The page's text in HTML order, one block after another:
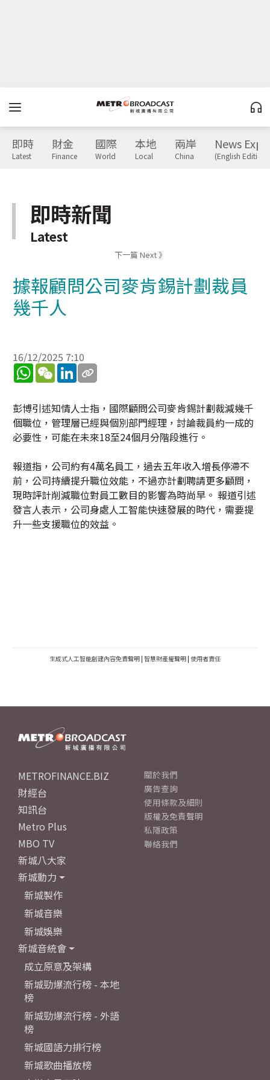
即時
Latest
財金
Finance
國際
World
本地
Local
兩岸
China
News
(English Edition)
即時新聞
Latest
下一篇 Next 》
據報顧問公司麥肯錫計劃裁員
幾千人
16/12/2025 7:10
WhatsApp
WeChatLinkedIn
彭博引述知情人士指，國際顧問公司麥肯錫計劃裁減幾千
個職位，管理層已經與個別部門經理，討論裁員約一成的
必要性，可能在未來18至24個月分階段進行。
報道指，公司約有4萬名員工，過去五年收入增長停滯不
前，公司持續提升職位效能，不過亦計劃聘請更多顧問，
現時評計削減職位對員工數目的影響為時尚早。 報道引述
發言人表示，公司身處人工智能快速發展的時代，需要提
升一些支援職位的效益。
生成式人工智能創建內容免責聲明 | 智慧財產權聲明 | 使用者責任
METROFINANCE.BIZ
財經台
知訊台
Metro Plus
MBO TV
新城八大家
新城動力
新城製作
新城音樂
新城娛樂
新城音統會
成立原意及架構
新城勁爆流行榜 - 本地
榜
新城勁爆流行榜 - 外語
榜
新城國語力排行榜
新城歌曲播放榜
關於我們
廣告查詢
使用條款及細則
版權及免責聲明
私隱政策
聯絡我們